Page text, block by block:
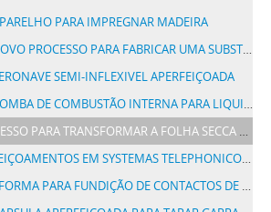
PARA IMPREGNAR MADEIRA
PARA FABRICAR UMA SUBSTANCIA CAPAZ DE COAGULAR LIQUIDO
SEMI-INFLEXIVEL APERFEIÇOADA
DE COMBUSTÃO INTERNA PARA LIQUIDOS
A FOLHA SECCA DO FUMO EM MORTALHA PARA CIGARROS E CAPA PARA CHARUTOS
EM SYSTEMAS TELEPHONICOS DE LINHAS AGRUPADAS
PARA FUNDIÇÃO DE CONTACTOS DE ALUMINIO